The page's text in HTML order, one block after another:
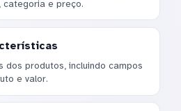
categoria e preço.
produtos, incluindo campos
e valor.